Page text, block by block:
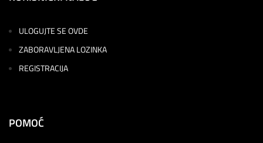
ULOGUJTE SE OVDE
ZABORAVLJENA LOZINKA
REGISTRACIJA
POMOĆ